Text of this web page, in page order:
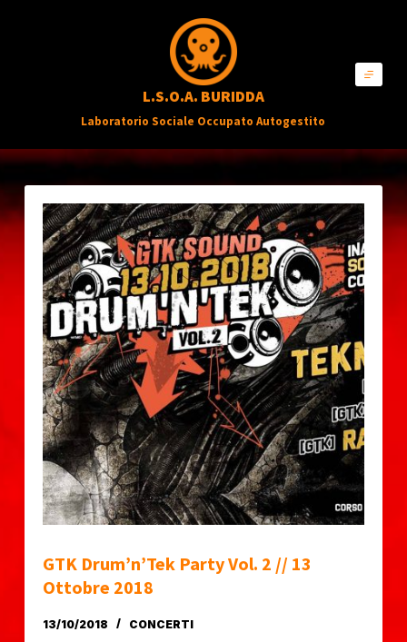
a
c
L.S.O.A. BURIDDA
Laboratorio Sociale Occupato Autogestito
GTK Drum’n’Tek Party Vol. 2 // 13
Ottobre 2018
13/10/2018 CONCERTI